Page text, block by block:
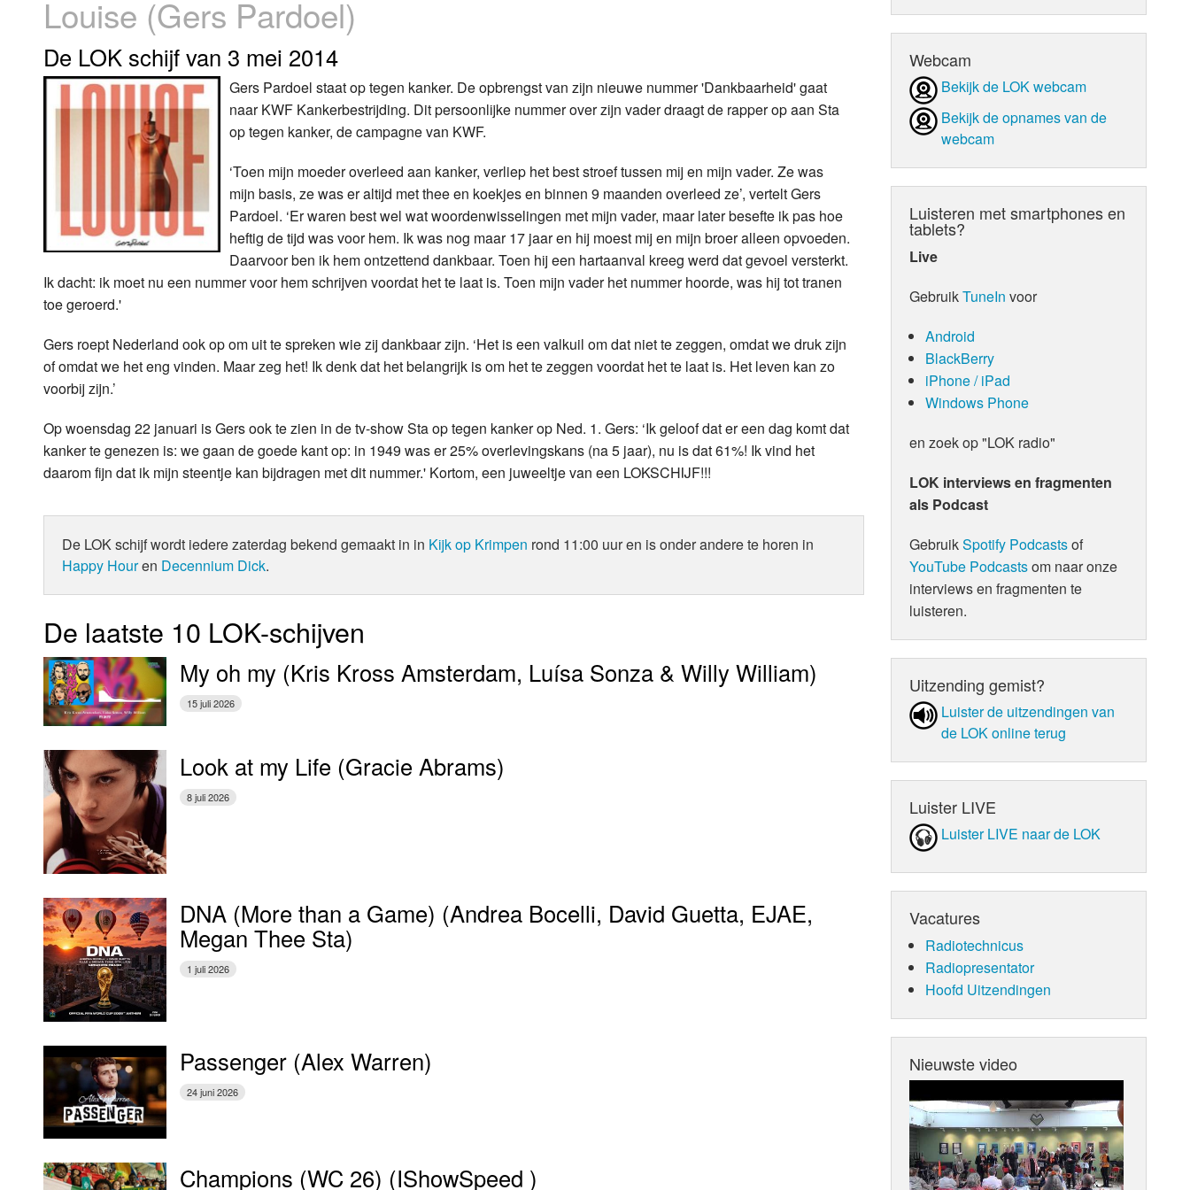
Donderdag
Vrijdag
Zaterdag
Luister LOK Live
LOK schijf
Oude LOK programma's
Over Krimpen a/d IJssel
Louise (Gers Pardoel)
De LOK schijf van 3 mei 2014
Gers Pardoel staat op tegen kanker. De opbrengst van zijn nieuwe nummer 'Dankbaarheid' gaat
naar KWF Kankerbestrijding. Dit persoonlijke nummer over zijn vader draagt de rapper op aan Sta
op tegen kanker, de campagne van KWF.
‘Toen mijn moeder overleed aan kanker, verliep het best stroef tussen mij en mijn vader. Ze was
mijn basis, ze was er altijd met thee en koekjes en binnen 9 maanden overleed ze’, vertelt Gers
Pardoel. ‘Er waren best wel wat woordenwisselingen met mijn vader, maar later besefte ik pas hoe
heftig de tijd was voor hem. Ik was nog maar 17 jaar en hij moest mij en mijn broer alleen opvoeden.
Daarvoor ben ik hem ontzettend dankbaar. Toen hij een hartaanval kreeg werd dat gevoel versterkt.
Ik dacht: ik moet nu een nummer voor hem schrijven voordat het te laat is. Toen mijn vader het nummer hoorde, was hij tot tranen
toe geroerd.'
Gers roept Nederland ook op om uit te spreken wie zij dankbaar zijn. ‘Het is een valkuil om dat niet te zeggen, omdat we druk zijn
of omdat we het eng vinden. Maar zeg het! Ik denk dat het belangrijk is om het te zeggen voordat het te laat is. Het leven kan zo
voorbij zijn.’
Op woensdag 22 januari is Gers ook te zien in de tv-show Sta op tegen kanker op Ned. 1. Gers: ‘Ik geloof dat er een dag komt dat
kanker te genezen is: we gaan de goede kant op: in 1949 was er 25% overlevingskans (na 5 jaar), nu is dat 61%! Ik vind het
daarom fijn dat ik mijn steentje kan bijdragen met dit nummer.' Kortom, een juweeltje van een LOKSCHIJF!!!
De LOK schijf wordt iedere zaterdag bekend gemaakt in in Kijk op Krimpen rond 11:00 uur en is onder andere te horen in
Happy Houren Decennium Dick.
De laatste 10 LOK-schijven
My oh my (Kris Kross Amsterdam, Luísa Sonza & Willy William)
15 juli 2026
Look at my Life (Gracie Abrams)
8 juli 2026
DNA (More than a Game) (Andrea Bocelli, David Guetta, EJAE,
Megan Thee Sta)
1 juli 2026
Passenger (Alex Warren)
24 juni 2026
Champions (WC 26) (IShowSpeed )
Webcam
Bekijk de LOK webcam
Bekijk de opnames van de
webcam
Luisteren met smartphones en
tablets?
Live
GebruikTuneIn voor
Android
BlackBerry
iPhone / iPad
Windows Phone
en zoek op "LOK radio"
LOK interviews en fragmenten
als Podcast
GebruikSpotify Podcastsof
YouTube Podcastsom naar onze
interviews en fragmenten te
luisteren.
Uitzending gemist?
Luister de uit­zen­din­gen van
de LOK online terug
Luister LIVE
Luister LIVE naar de LOK
Vacatures
Radiotechnicus
Radiopresentator
Hoofd Uitzendingen
Nieuwste video